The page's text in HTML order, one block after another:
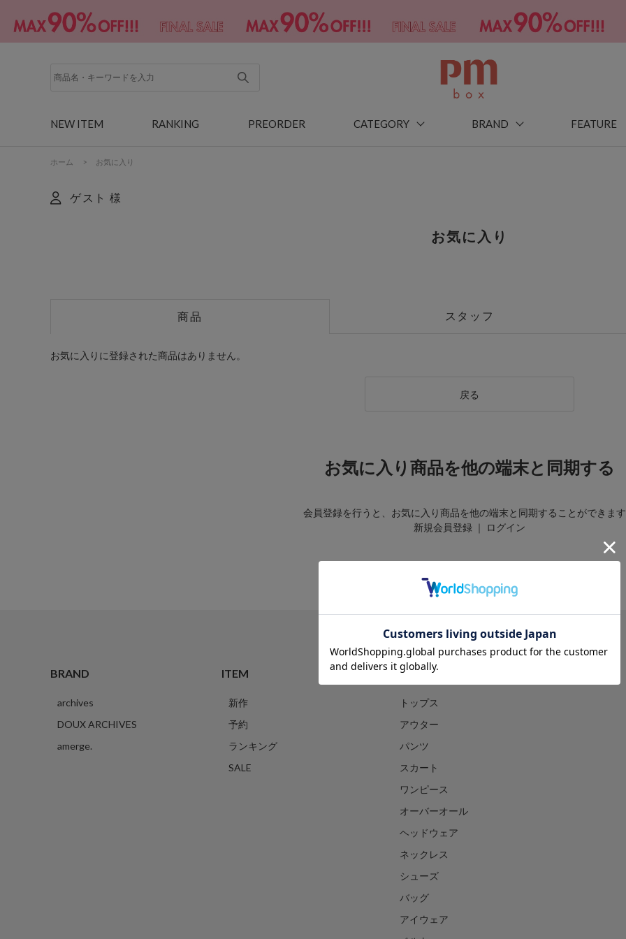
NEW ITEM RANKING PREORDER CATEGORY BRAND FEATURE
ホーム > お気に入り
ゲスト 様
お気に入り
商品 スタッフ
お気に入りに登録された商品はありません。
戻る
お気に入り商品を他の端末と同期する
会員登録を行うと、お気に入り商品を他の端末と同期することができます
新規会員登録 ｜ ログイン
BRAND
archives
DOUX ARCHIVES
amerge.
ITEM
新作
予約
ランキング
SALE
CATEGORY
トップス
アウター
パンツ
スカート
ワンピース
オーバーオール
ヘッドウェア
ネックレス
シューズ
バッグ
アイウェア